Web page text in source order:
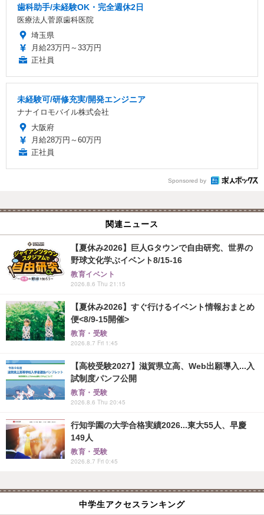
歯科助手/未経験OK・完全週休2日
医療法人菅原歯科医院
埼玉県
月給23万円～33万円
正社員
未経験可/研修充実/開発エンジニア
ナナイロモバイル株式会社
大阪府
月給28万円～60万円
正社員
Sponsored by
関連ニュース
【夏休み2026】巨人Gタウンで自由研究、世界の
野球文化学ぶイベント8/15-16
教育イベント
2026.8.6 Thu 21:15
【夏休み2026】すぐ行けるイベント情報おまとめ
便<8/9-15開催>
教育・受験
2026.8.7 Fri 1:45
【高校受験2027】滋賀県立高、Web出願導入...入
試制度パンフ公開
教育・受験
2026.8.6 Thu 20:45
行知学園の大学合格実績2026...東大55人、早慶
149人
教育・受験
2026.8.7 Fri 0:45
中学生アクセスランキング